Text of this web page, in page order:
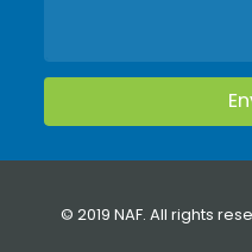
© 2019 NAF. All rights